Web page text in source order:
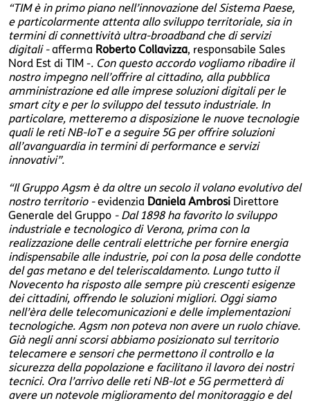
“TIM è in primo piano nell’innovazione del Sistema Paese,
e particolarmente attenta allo sviluppo territoriale, sia in
termini di connettività ultra-broadband che di servizi
digitali -afferma Roberto Collavizza, responsabile Sales
Nord Est di TIM -. Con questo accordo vogliamo ribadire il
nostro impegno nell’offrire al cittadino, alla pubblica
amministrazione ed alle imprese soluzioni digitali per le
smart city e per lo sviluppo del tessuto industriale. In
particolare, metteremo a disposizione le nuove tecnologie
quali le reti NB-IoT e a seguire 5G per offrire soluzioni
all’avanguardia in termini di performance e servizi
innovativi”.
“Il Gruppo Agsm è da oltre un secolo il volano evolutivo del
nostro territorio -evidenzia Daniela Ambrosi Direttore
Generale del Gruppo - Dal 1898 ha favorito lo sviluppo
industriale e tecnologico di Verona, prima con la
realizzazione delle centrali elettriche per fornire energia
indispensabile alle industrie, poi con la posa delle condotte
del gas metano e del teleriscaldamento. Lungo tutto il
Novecento ha risposto alle sempre più crescenti esigenze
dei cittadini, offrendo le soluzioni migliori. Oggi siamo
nell’èra delle telecomunicazioni e delle implementazioni
tecnologiche. Agsm non poteva non avere un ruolo chiave.
Già negli anni scorsi abbiamo posizionato sul territorio
telecamere e sensori che permettono il controllo e la
sicurezza della popolazione e facilitano il lavoro dei nostri
tecnici. Ora l’arrivo delle reti NB-Iot e 5G permetterà di
avere un notevole miglioramento del monitoraggio e del